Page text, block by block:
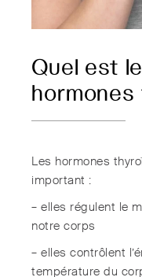
Quel est
Les hormones
important :
– elles régulent le
notre corps
– elles contrôlent
température du